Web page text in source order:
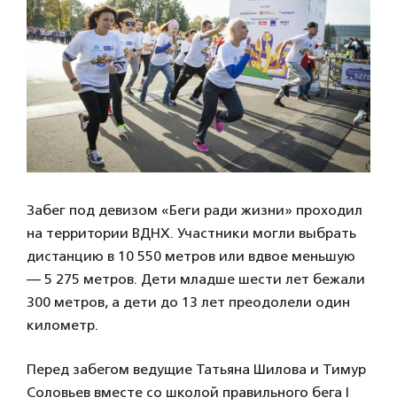
Забег под девизом «Беги ради жизни» проходил
на территории ВДНХ. Участники могли выбрать
дистанцию в 10 550 метров или вдвое меньшую
— 5 275 метров. Дети младше шести лет бежали
300 метров, а дети до 13 лет преодолели один
километр.
Перед забегом ведущие Татьяна Шилова и Тимур
Соловьев вместе со школой правильного бега I